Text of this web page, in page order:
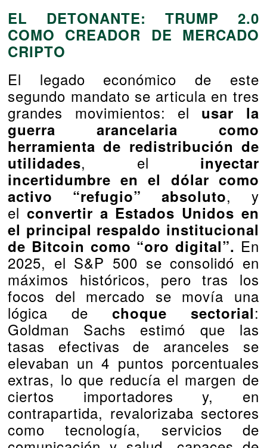
EL DETONANTE: TRUMP 2.0
COMO CREADOR DE MERCADO
CRIPTO
El legado económico de este
segundo mandato se articula en tres
grandes movimientos: el usar la
guerra arancelaria como
herramienta de redistribución de
utilidades, el inyectar
incertidumbre en el dólar como
activo “refugio” absoluto, y
elconvertir a Estados Unidos en
el principal respaldo institucional
de Bitcoin como “oro digital”. En
2025, el S&P 500 se consolidó en
máximos históricos, pero tras los
focos del mercado se movía una
lógica de choque sectorial:
Goldman Sachs estimó que las
tasas efectivas de aranceles se
elevaban un 4 puntos porcentuales
extras, lo que reducía el margen de
ciertos importadores y, en
contrapartida, revalorizaba sectores
como tecnología, servicios de